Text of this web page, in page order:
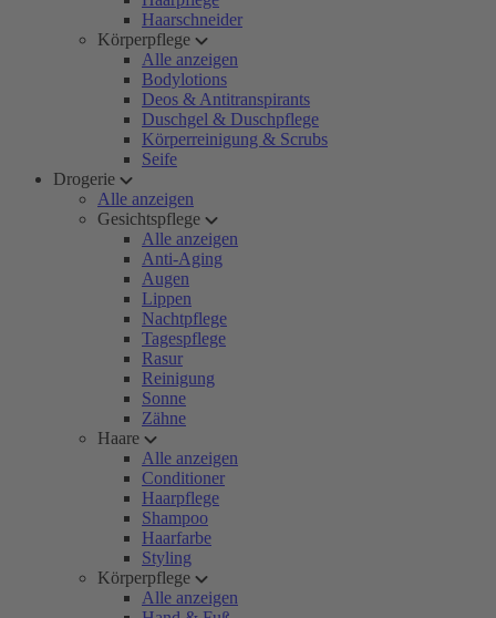
Haarschneider
Körperpflege
Alle anzeigen
Bodylotions
Deos & Antitranspirants
Duschgel & Duschpflege
Körperreinigung & Scrubs
Seife
Drogerie
Alle anzeigen
Gesichtspflege
Alle anzeigen
Anti-Aging
Augen
Lippen
Nachtpflege
Tagespflege
Rasur
Reinigung
Sonne
Zähne
Haare
Alle anzeigen
Conditioner
Haarpflege
Shampoo
Haarfarbe
Styling
Körperpflege
Alle anzeigen